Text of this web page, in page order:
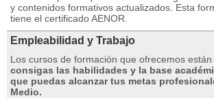
y contenidos formativos actualizados. Esta
tiene el certificado AENOR.
Empleabilidad y Trabajo
Los cursos de formación que ofrecemos
consigas las habilidades y la base
que puedas alcanzar tus metas
Medio.